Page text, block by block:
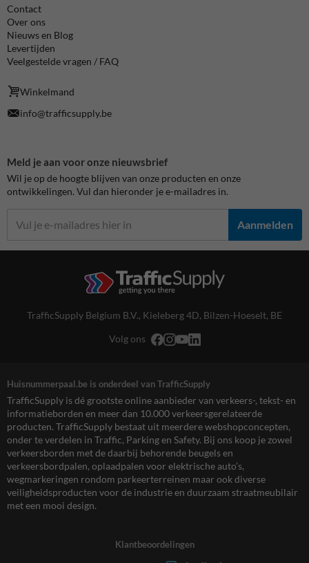
Contact
Over ons
Nieuws en Blog
Levertijden
Veelgestelde vragen / FAQ
Winkelmand
info@trafficsupply.be
Meld je aan voor onze nieuwsbrief
Wil je op de hoogte blijven van onze producten en onze
ontwikkelingen. Vul dan hieronder je e-mailadres in.
Aanmelden
TrafficSupply Belgium B.V., Kieleberg 4D, Bilzen-Hoeselt, BE
Volg ons
Huisnummerpaal.be is onderdeel van TrafficSupply
TrafficSupply is dé grootste online aanbieder van verkeers-, tekst- en
informatieborden en meer dan 10.000 verkeersgerelateerde
producten. TrafficSupply bestaat uit meerdere webshopconcepten,
onder te verdelen in Traffic, Parking en Safety. Bij ons koop je zowel
verkeersborden met de daarbij behorende beugels en
verkeersbordpalen, oplaadpalen voor elektrische auto’s,
wegmarkeringen rondom parkeerterreinen maar ook diverse
veiligheidsproducten voor de industrie en duurzaam straatmeubilair
met een mooi design.
Klantbeoordelingen